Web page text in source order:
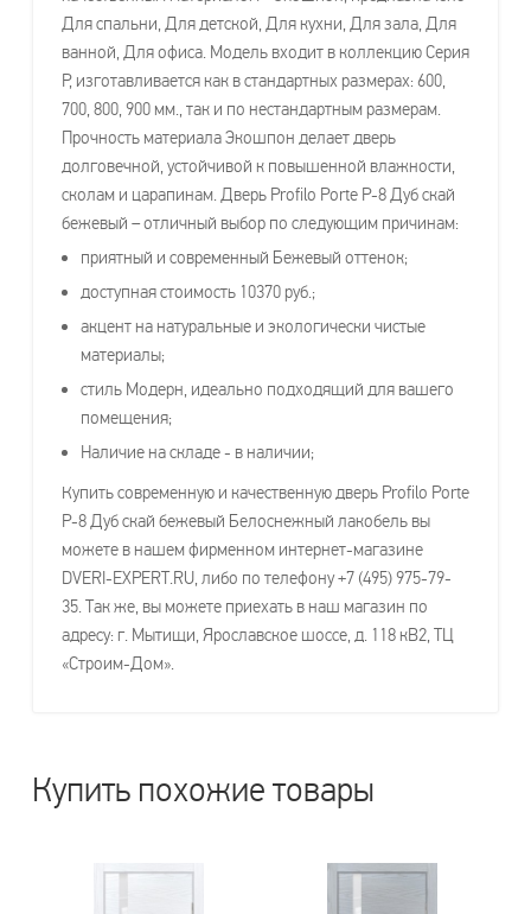
Для спальни, Для детской, Для кухни, Для зала, Для
ванной, Для офиса. Модель входит в коллекцию Серия
P, изготавливается как в стандартных размерах: 600,
700, 800, 900 мм., так и по нестандартным размерам.
Прочность материала Экошпон делает дверь
долговечной, устойчивой к повышенной влажности,
сколам и царапинам. Дверь Profilo Porte P-8 Дуб скай
бежевый – отличный выбор по следующим причинам:
приятный и современный Бежевый оттенок;
доступная стоимость 10370 руб.;
акцент на натуральные и экологически чистые
материалы;
стиль Модерн, идеально подходящий для вашего
помещения;
Наличие на складе - в наличии;
Купить современную и качественную дверь Profilo Porte
P-8 Дуб скай бежевый Белоснежный лакобель вы
можете в нашем фирменном интернет-магазине
DVERI-EXPERT.RU, либо по телефону +7 (495) 975-79-
35. Так же, вы можете приехать в наш магазин по
адресу: г. Мытищи, Ярославское шоссе, д. 118 кВ2, ТЦ
«Строим-Дом».
Купить похожие товары